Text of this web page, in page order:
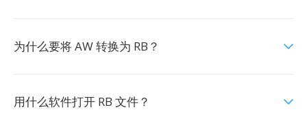
为什么要将 AW 转换为 RB？
用什么软件打开 RB 文件？